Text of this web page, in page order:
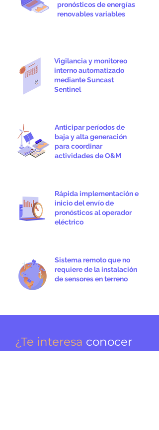
pronósticos de energías
renovables variables
Vigilancia y monitoreo
interno automatizado
mediante Suncast
Sentinel
Anticipar períodos de
baja y alta generación
para coordinar
actividades de O&M
Rápida implementación e
inicio del envío de
pronósticos al operador
eléctrico
Sistema remoto que no
requiere de la instalación
de sensores en terreno
¿Te interesa conocer